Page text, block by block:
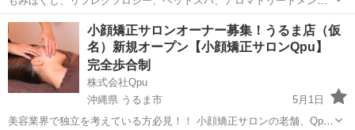
等の施術
神奈川 大和市 高座渋谷駅 セラピスト 短期
小顔矯正サロンオーナー募集！うるま店（仮
名）新規オープン【小顔矯正サロンQpu】
完全歩合制
株式会社Qpu
沖縄県 うるま市
5月1日
美容業界で独立を考えている方必見！！ 小顔矯正サロンの老舗、Qpu